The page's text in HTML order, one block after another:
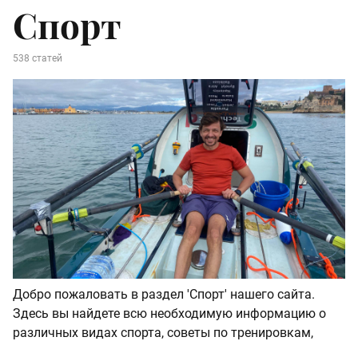
Спорт
538 статей
Добро пожаловать в раздел 'Спорт' нашего сайта.
Здесь вы найдете всю необходимую информацию о
различных видах спорта, советы по тренировкам,